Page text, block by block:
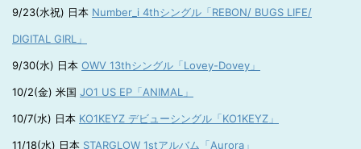
9/23(水祝) 日本 Number_i 4thシングル「REBON/ BUGS LIFE/
DIGITAL GIRL」
9/30(水) 日本 OWV 13thシングル「Lovey-Dovey」
10/2(金) 米国 JO1 US EP「ANIMAL」
10/7(水) 日本 KO1KEYZ デビューシングル「KO1KEYZ」
11/18(水) 日本 STARGLOW 1stアルバム「Aurora」